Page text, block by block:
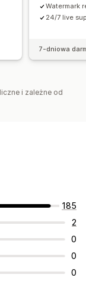
Watermark
24/7 live
7-dniowa
i zależne od
185
2
0
0
0